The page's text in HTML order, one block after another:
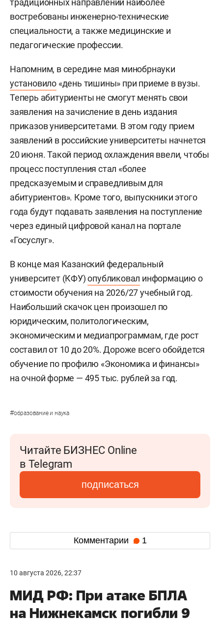
востребованы инженерно-технические
специальности, а также медицинские и
педагогические профессии.
Напомним, в середине мая минобрнауки
установило «день тишины» при приеме в вузы.
Теперь абитуриенты не смогут менять свои
заявления на зачисление в день издания
приказов университетами. В этом году прием
заявлений в российские университеты начнется
20 июня. Такой период охлаждения ввели, чтобы
процесс поступления стал «более
предсказуемым и справедливым для
абитуриентов». Кроме того, выпускники этого
года будут подавать заявления на поступление
через единый цифровой канал на портале
«Госуслуг».
В конце мая Казанский федеральный
университет (КФУ)опубликовал информацию о
стоимости обучения на 2026/27 учебный год.
Наибольший скачок цен произошел по
юридическим, политологическим,
экономическим и медиапрограммам, где рост
составил от 10 до 20%. Дороже всего обойдется
обучение по профилю «Экономика и финансы»
на очной форме — 495 тыс. рублей за год.
#образование и наука
Читайте БИЗНЕС Online
в Telegram
подписаться
Комментарии 1
10 августа 2026, 22:37
МИД РФ: При атаке БПЛА
на Нижнекамск погибли 9